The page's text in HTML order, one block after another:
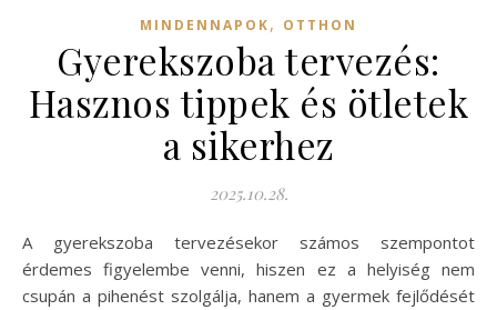
MINDENNAPOK, OTTHON
Gyerekszoba tervezés:
Hasznos tippek és ötletek
a sikerhez
2025.10.28.
A gyerekszoba tervezésekor számos szempontot
érdemes figyelembe venni, hiszen ez a helyiség nem
csupán a pihenést szolgálja, hanem a gyermek fejlődését